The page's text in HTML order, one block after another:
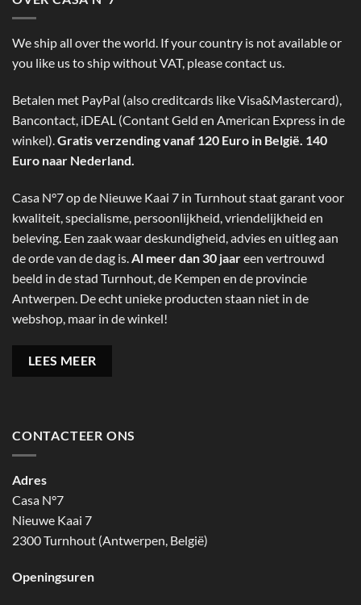
We ship all over the world. If your country is not available or
you like us to ship without VAT, please contact us.
Betalen met PayPal (also creditcards like Visa&Mastercard),
Bancontact, iDEAL (Contant Geld en American Express in de
winkel).Gratis verzending vanaf 120 Euro in België. 140
Euro naar Nederland.
Casa N°7 op de Nieuwe Kaai 7 in Turnhout staat garant voor
kwaliteit, specialisme, persoonlijkheid, vriendelijkheid en
beleving. Een zaak waar deskundigheid, advies en uitleg aan
de orde van de dag is.Al meer dan 30 jaareen vertrouwd
beeld in de stad Turnhout, de Kempen en de provincie
Antwerpen. De echt unieke producten staan niet in de
webshop, maar in de winkel!
LEES MEER
CONTACTEER ONS
Adres
Casa N°7
Nieuwe Kaai 7
2300 Turnhout (Antwerpen, België)
Openingsuren